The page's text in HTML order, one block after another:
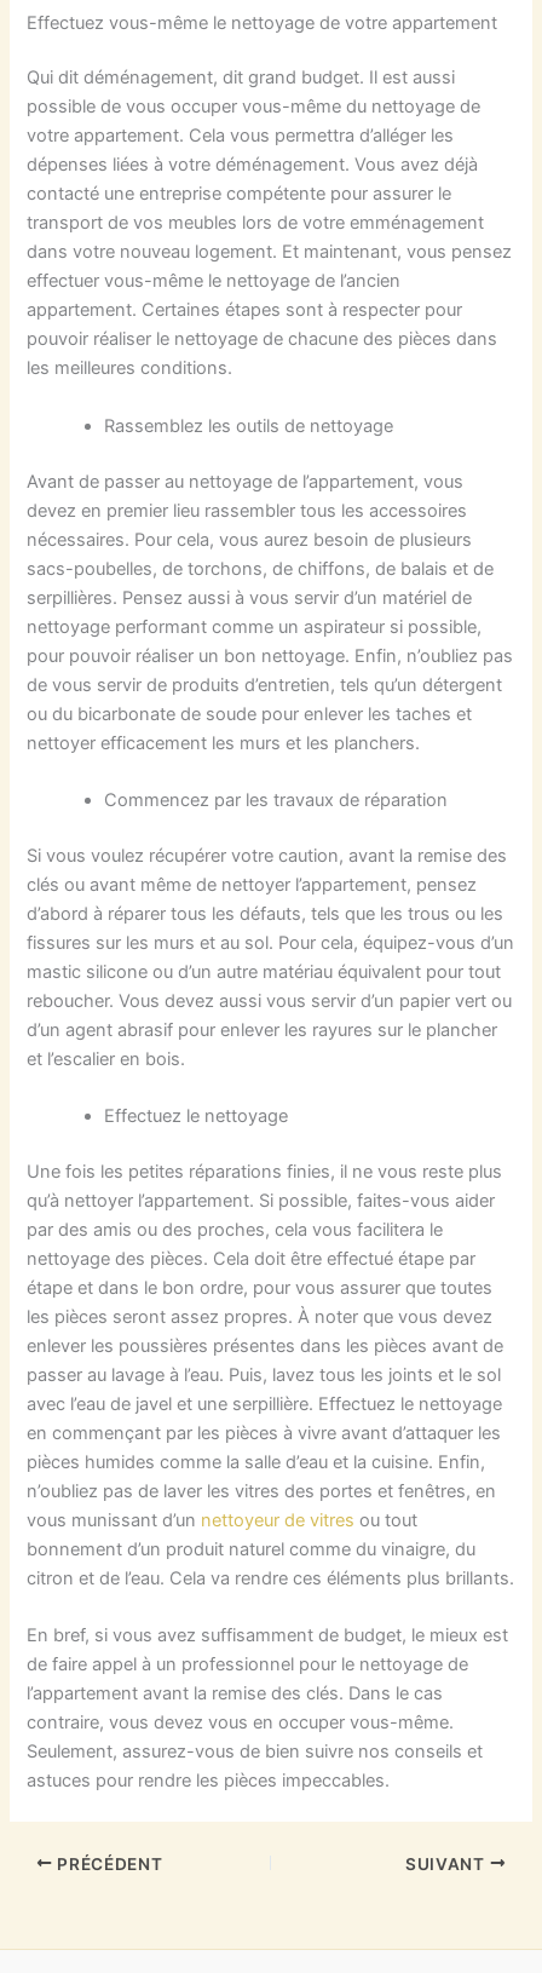
Effectuez vous-même le nettoyage de votre appartement
Qui dit déménagement, dit grand budget. Il est aussi
possible de vous occuper vous-même du nettoyage de
votre appartement. Cela vous permettra d’alléger les
dépenses liées à votre déménagement. Vous avez déjà
contacté une entreprise compétente pour assurer le
transport de vos meubles lors de votre emménagement
dans votre nouveau logement. Et maintenant, vous pensez
effectuer vous-même le nettoyage de l’ancien
appartement. Certaines étapes sont à respecter pour
pouvoir réaliser le nettoyage de chacune des pièces dans
les meilleures conditions.
Rassemblez les outils de nettoyage
Avant de passer au nettoyage de l’appartement, vous
devez en premier lieu rassembler tous les accessoires
nécessaires. Pour cela, vous aurez besoin de plusieurs
sacs-poubelles, de torchons, de chiffons, de balais et de
serpillières. Pensez aussi à vous servir d’un matériel de
nettoyage performant comme un aspirateur si possible,
pour pouvoir réaliser un bon nettoyage. Enfin, n’oubliez pas
de vous servir de produits d’entretien, tels qu’un détergent
ou du bicarbonate de soude pour enlever les taches et
nettoyer efficacement les murs et les planchers.
Commencez par les travaux de réparation
Si vous voulez récupérer votre caution, avant la remise des
clés ou avant même de nettoyer l’appartement, pensez
d’abord à réparer tous les défauts, tels que les trous ou les
fissures sur les murs et au sol. Pour cela, équipez-vous d’un
mastic silicone ou d’un autre matériau équivalent pour tout
reboucher. Vous devez aussi vous servir d’un papier vert ou
d’un agent abrasif pour enlever les rayures sur le plancher
et l’escalier en bois.
Effectuez le nettoyage
Une fois les petites réparations finies, il ne vous reste plus
qu’à nettoyer l’appartement. Si possible, faites-vous aider
par des amis ou des proches, cela vous facilitera le
nettoyage des pièces. Cela doit être effectué étape par
étape et dans le bon ordre, pour vous assurer que toutes
les pièces seront assez propres. À noter que vous devez
enlever les poussières présentes dans les pièces avant de
passer au lavage à l’eau. Puis, lavez tous les joints et le sol
avec l’eau de javel et une serpillière. Effectuez le nettoyage
en commençant par les pièces à vivre avant d’attaquer les
pièces humides comme la salle d’eau et la cuisine. Enfin,
n’oubliez pas de laver les vitres des portes et fenêtres, en
vous munissant d’un nettoyeur de vitres ou tout
bonnement d’un produit naturel comme du vinaigre, du
citron et de l’eau. Cela va rendre ces éléments plus brillants.
En bref, si vous avez suffisamment de budget, le mieux est
de faire appel à un professionnel pour le nettoyage de
l’appartement avant la remise des clés. Dans le cas
contraire, vous devez vous en occuper vous-même.
Seulement, assurez-vous de bien suivre nos conseils et
astuces pour rendre les pièces impeccables.
PRÉCÉDENT SUIVANT